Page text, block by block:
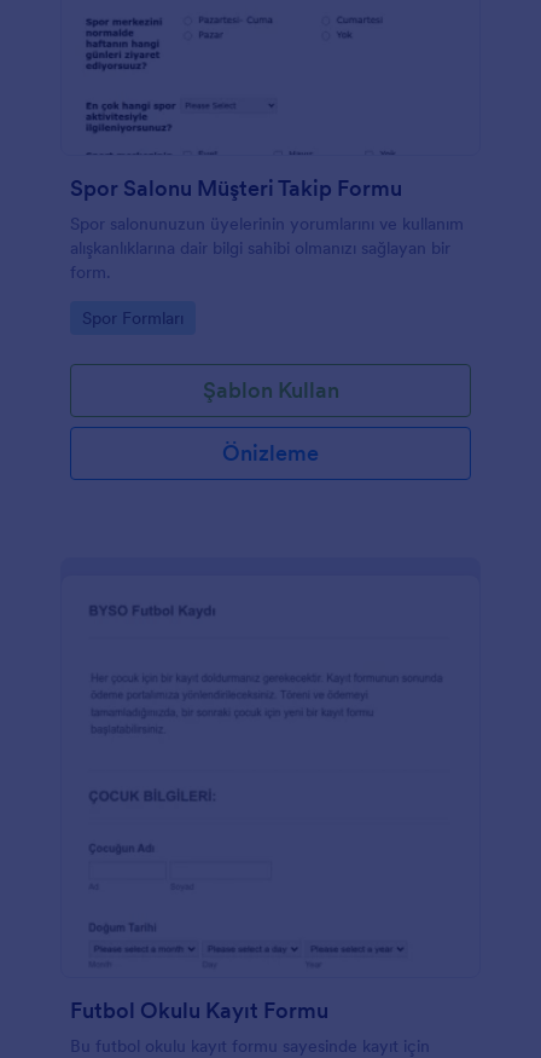
Spor Salonu Müşteri Takip Formu
Spor salonunuzun üyelerinin yorumlarını ve kullanım
alışkanlıklarına dair bilgi sahibi olmanızı sağlayan bir
form.
Go to Category:
Spor Formları
Şablon Kullan
Önizleme
Futbol Okulu Kayıt Formu
Bu futbol okulu kayıt formu sayesinde kayıt için